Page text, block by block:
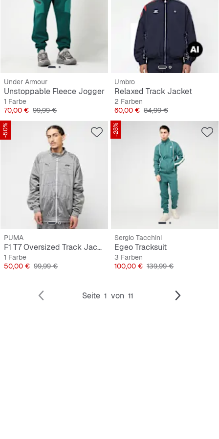
Under Armour
Unstoppable Fleece Jogger
1 Farbe
Preis
70,00 € Originalpreis
99,99 €
Umbro
Relaxed Track Jacket
2 Farben
Preis
60,00 € Originalpreis
84,99 €
-50%
PUMA
F1 T7 Oversized Track Jacket
1 Farbe
Preis
50,00 € Originalpreis
99,99 €
-28%
Sergio Tacchini
Egeo Tracksuit
3 Farben
Preis
100,00 € Originalpreis
139,99 €
Seite 1 von 11